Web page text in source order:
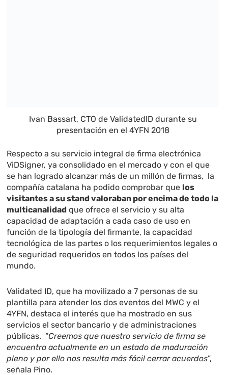
Ivan Bassart, CTO de ValidatedID durante su
presentación en el 4YFN 2018
Respecto a su servicio integral de firma electrónica
ViDSigner, ya consolidado en el mercado y con el que
se han logrado alcanzar más de un millón de firmas, la
compañía catalana ha podido comprobar que los
visitantes a su stand valoraban por encima de todo la
multicanalidad que ofrece el servicio y su alta
capacidad de adaptación a cada caso de uso en
función de la tipología del firmante, la capacidad
tecnológica de las partes o los requerimientos legales o
de seguridad requeridos en todos los países del
mundo.
Validated ID, que ha movilizado a 7 personas de su
plantilla para atender los dos eventos del MWC y el
4YFN, destaca el interés que ha mostrado en sus
servicios el sector bancario y de administraciones
públicas. “Creemos que nuestro servicio de firma se
encuentra actualmente en un estado de maduración
pleno y por ello nos resulta más fácil cerrar acuerdos”,
señala Pino.